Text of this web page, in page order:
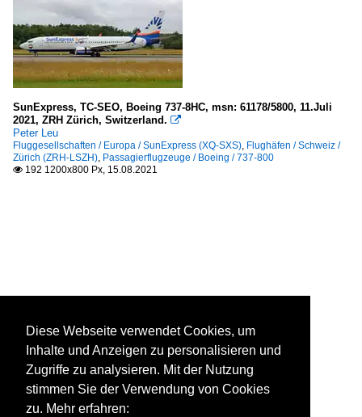
SunExpress, TC-SEO, Boeing 737-8HC, msn: 61178/5800, 11.Juli
2021, ZRH Zürich, Switzerland. 
Peter Leu
Fluggesellschaften / Europa / SunExpress (XQ-SXS), Flughäfen / Schweiz /
Zürich (ZRH-LSZH), Passagierflugzeuge / Boeing / 737-800
 192 1200x800 Px, 15.08.2021
Diese Webseite verwendet Cookies, um
Inhalte und Anzeigen zu personalisieren und
Zugriffe zu analysieren. Mit der Nutzung
stimmen Sie der Verwendung von Cookies
zu. Mehr erfahren: